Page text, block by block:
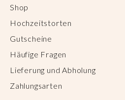
Shop
Hochzeitstorten
Gutscheine
Häufige Fragen
Lieferung und Abholung
Zahlungsarten